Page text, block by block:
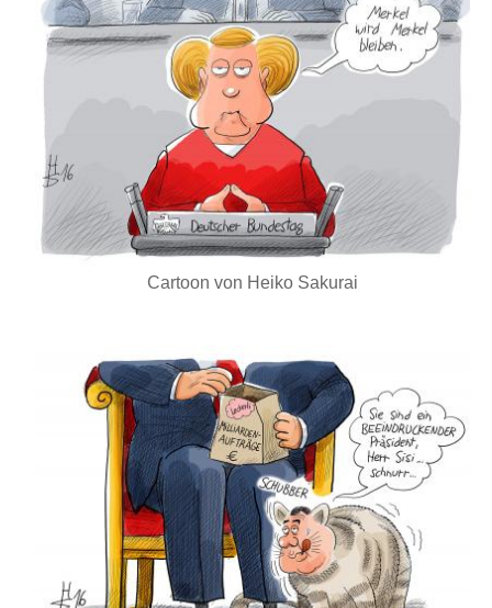
Cartoon von Heiko Sakurai